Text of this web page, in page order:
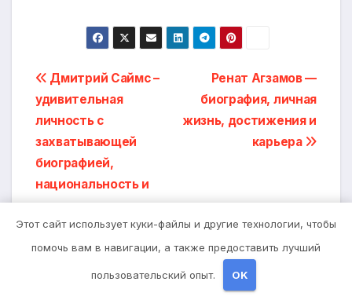
Навигация
по
записям
Ренат Агзамов —
биография, личная
жизнь, достижения и
карьера
Дмитрий Саймс –
удивительная
личность с
захватывающей
биографией,
национальность и
множеством
интересных фактов о
нем
Этот сайт использует куки-файлы и другие технологии, чтобы
помочь вам в навигации, а также предоставить лучший
пользовательский опыт. OK